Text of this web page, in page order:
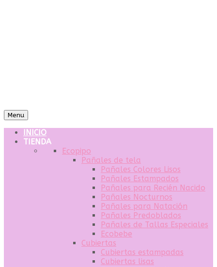
Menu
INICIO
TIENDA
Ecopipo
Pañales de tela
Pañales Colores Lisos
Pañales Estampados
Pañales para Recién Nacido
Pañales Nocturnos
Pañales para Natación
Pañales Predoblados
Pañales de Tallas Especiales
Ecobebe
Cubiertas
Cubiertas estampadas
Cubiertas lisas